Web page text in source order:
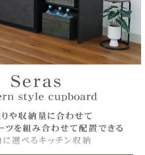
ず下台と合わせてご注文ください。